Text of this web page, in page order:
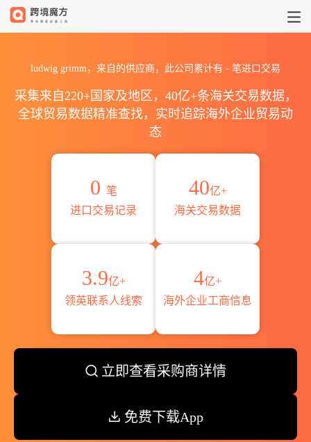
ludwig grimm，来自的供应商，此公司累计有 - 笔进口交易
采集来自220+国家及地区，40亿+条海关交易数据，
全球贸易数据精准查找，实时追踪海外企业贸易动
态
0 笔
进口交易记录
40亿+
海关交易数据
3.9亿+
领英联系人线索
4亿+
海外企业工商信息
立即查看采购商详情
免费下载App